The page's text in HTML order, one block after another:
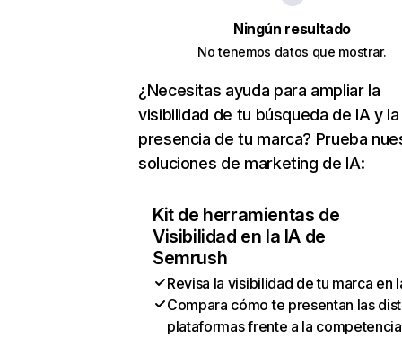
Ningún resultado
No tenemos datos que mostrar.
¿Necesitas ayuda para ampliar la
visibilidad de tu búsqueda de IA y la
presencia de tu marca? Prueba
soluciones de marketing de IA:
Kit de herramientas de
Visibilidad en la IA de
Semrush
Revisa la visibilidad de tu marca en
Compara cómo te presentan las
plataformas frente a la competencia